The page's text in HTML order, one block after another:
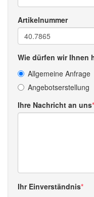
Artikelnummer
Wie dürfen wir Ihnen
Allgemeine Anfrage
Angebotserstellung
Ihre Nachricht an uns
Ihr Einverständnis